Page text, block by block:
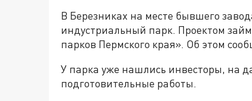
В Березниках на месте бывшего
индустриальный парк. Проектом
парков Пермского края». Об этом
У парка уже нашлись инвесторы, на
подготовительные работы.